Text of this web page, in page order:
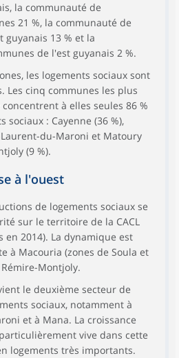
la communauté de
21 %, la communauté de
guyanais 13 % et la
de l'est guyanais 2 %.
les logements sociaux sont
Les cinq communes les plus
à elles seules 86 %
sociaux : Cayenne (36 %),
Laurent-du-Maroni et Matoury
(9 %).
à l'ouest
de logements sociaux se
sur le territoire de la CACL
en 2014). La dynamique est
à Macouria (zones de Soula et
Montjoly.
le deuxième secteur de
sociaux, notamment à
et à Mana. La croissance
vive dans cette
logements très importants.